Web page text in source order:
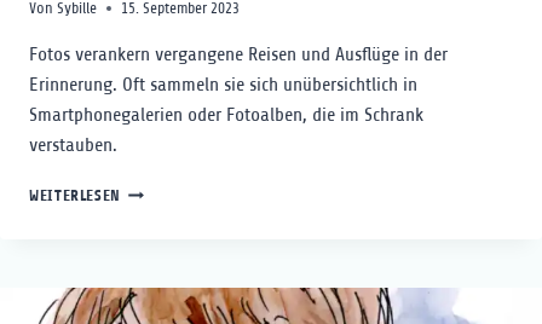
Von Sybille 15. September 2023
Fotos verankern vergangene Reisen und Ausflüge in der
Erinnerung. Oft sammeln sie sich unübersichtlich in
Smartphonegalerien oder Fotoalben, die im Schrank
verstauben.
WEITERLESEN REISEPLAKATE